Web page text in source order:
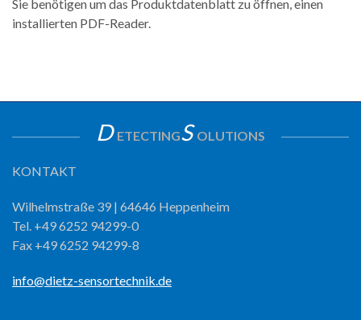
Sie benötigen um das Produktdatenblatt zu öffnen, einen
installierten PDF-Reader.
D ETECTINGS OLUTIONS
KONTAKT
Wilhelmstraße 39 | 64646 Heppenheim
Tel. +49 6252 94299-0
Fax +49 6252 94299-8
info@dietz-sensortechnik.de